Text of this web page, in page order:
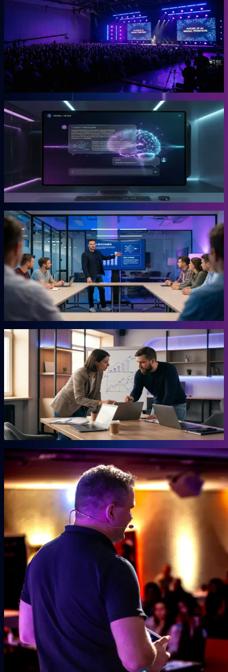
OGcon
Europas führender KI-Kongress für Unternehmer.
Die OGcon bringt die besten Köpfe zu KI und Marketing auf eine
Bühne. 15.000 Anmeldungen 2024, Gary Vaynerchuk als Gast in
den Jahren 2023 und 2024. Live kostenlos, Aufzeichnungen als
VIP-Ticket.
Gründer
Snipbird
Die KI-Plattform für Unternehmer.
Snipbird ist das Tool, das Benno für Unternehmer gebaut hat. Kein
Hype. Kein Basteln. Bewährte Marketing-Systeme mit KI-
Unterstützung, direkt einsetzbar.
Gründer
KI-Marketing-Studio
Marketing für den Mittelstand, ohne Agentur.
Für Unternehmer, die keine Zeit für Marketing haben und trotzdem
Ergebnisse wollen. Das Studio übernimmt die Arbeit, für die du
sonst eine externe Agentur beauftragen müsstest. Ohne
Agenturpreise, ohne endlose Abstimmungsschleifen.
Mehr erfahren →
Autor
AHEAD Buchserie
Das Playbook für deinen Vorsprung.
Marketing, KI, Lead-Generierung, Empfehlungen. Jedes Buch
beantwortet eine Frage: Wie baust du einen Teil deiner Growth
Engine? Co-geschrieben mit der Erfahrung aus 20 Jahren eigenem
Mehr erfahren →